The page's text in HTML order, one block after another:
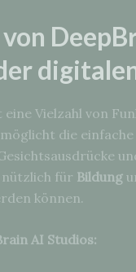
Vielzahl von
die
nützlich für Bildung
können.
AI Studios: